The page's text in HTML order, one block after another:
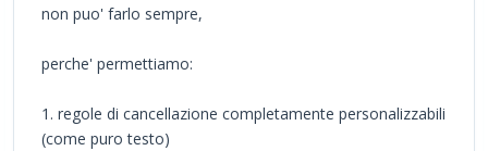
non puo' farlo sempre,
perche' permettiamo:
1. regole di cancellazione completamente personalizzabili
(come puro testo)